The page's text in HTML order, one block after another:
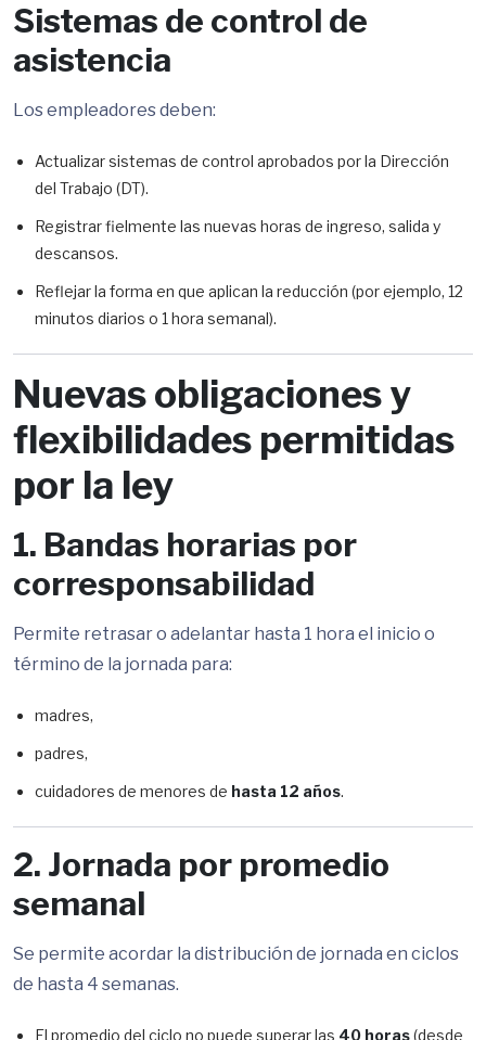
Sistemas de control de
asistencia
Los empleadores deben:
Actualizar sistemas de control aprobados por la Dirección
del Trabajo (DT).
Registrar fielmente las nuevas horas de ingreso, salida y
descansos.
Reflejar la forma en que aplican la reducción (por ejemplo, 12
minutos diarios o 1 hora semanal).
Nuevas obligaciones y
flexibilidades permitidas
por la ley
1. Bandas horarias por
corresponsabilidad
Permite retrasar o adelantar hasta 1 hora el inicio o
término de la jornada para:
madres,
padres,
cuidadores de menores de hasta 12 años.
2. Jornada por promedio
semanal
Se permite acordar la distribución de jornada en ciclos
de hasta 4 semanas.
El promedio del ciclo no puede superar las 40 horas(desde